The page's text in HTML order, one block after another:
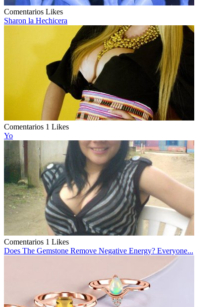
Comentarios Likes
Sharon la Hechicera
Comentarios 1 Likes
Yo
Comentarios 1 Likes
Does The Gemstone Remove Negative Energy? Everyone...